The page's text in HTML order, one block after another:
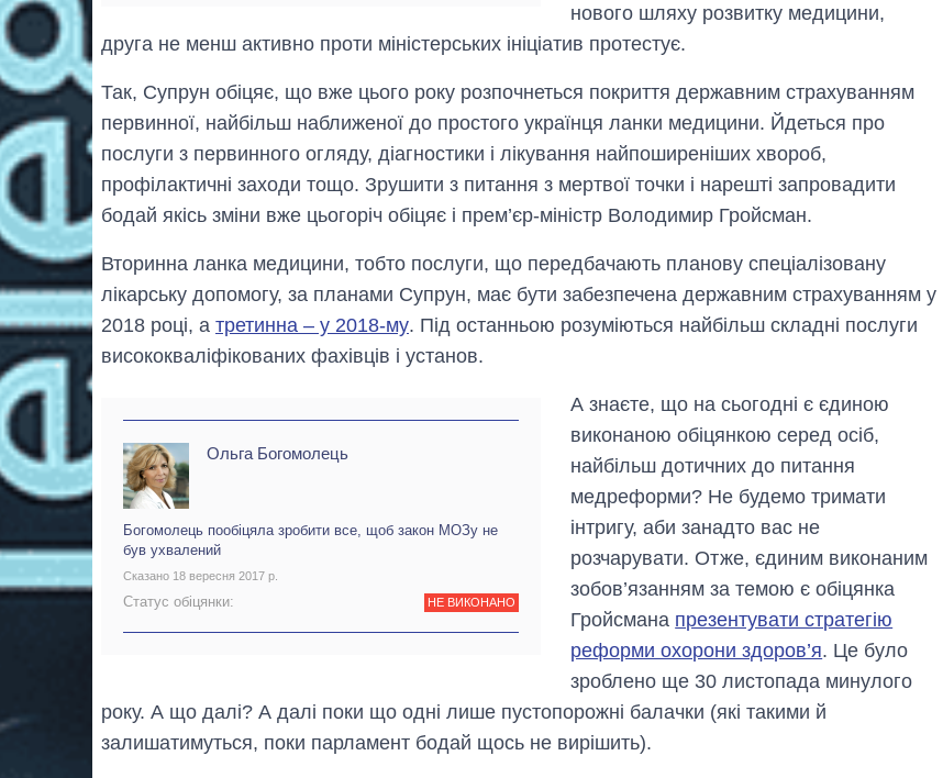
нового шляху розвитку медицини,
друга не менш активно проти міністерських ініціатив протестує.
Так, Супрун обіцяє, що вже цього року розпочнеться покриття державним страхуванням
первинної, найбільш наближеної до простого українця ланки медицини. Йдеться про
послуги з первинного огляду, діагностики і лікування найпоширеніших хвороб,
профілактичні заходи тощо. Зрушити з питання з мертвої точки і нарешті запровадити
бодай якісь зміни вже цьогоріч обіцяє і прем’єр-міністр Володимир Гройсман.
Вторинна ланка медицини, тобто послуги, що передбачають планову спеціалізовану
лікарську допомогу, за планами Супрун, має бути забезпечена державним страхуванням у
2018 році, а третинна – у 2018-му. Під останньою розуміються найбільш складні послуги
висококваліфікованих фахівців і установ.
Ольга Богомолець
Богомолець пообіцяла зробити все, щоб закон МОЗу не
був ухвалений
Сказано 18 вересня 2017 р.
Статус обіцянки: НЕ ВИКОНАНО
А знаєте, що на сьогодні є єдиною
виконаною обіцянкою серед осіб,
найбільш дотичних до питання
медреформи? Не будемо тримати
інтригу, аби занадто вас не
розчарувати. Отже, єдиним виконаним
зобов’язанням за темою є обіцянка
Гройсмана презентувати стратегію
реформи охорони здоров’я. Це було
зроблено ще 30 листопада минулого
року. А що далі? А далі поки що одні лише пустопорожні балачки (які такими й
залишатимуться, поки парламент бодай щось не вирішить).
Дефіцит пам’яті:
прогнозують на
2027-й